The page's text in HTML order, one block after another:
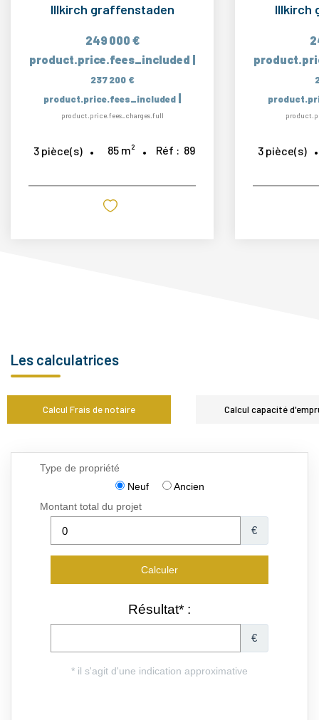
Illkirch graffenstaden
249 000 €
product.price.fees_included |
237 200 €
product.price.fees_included |
product.price.fees_charges.full
3 pièce(s) 85 m² Réf : 89
Illkirch
3 pièce(s)
Les calculatrices
Calcul Frais de notaire Calcul capacité